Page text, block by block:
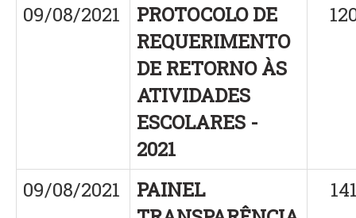
09/08/2021
PROTOCOLO DE
REQUERIMENTO
DE RETORNO ÀS
ATIVIDADES
ESCOLARES -
2021
09/08/2021
PAINEL